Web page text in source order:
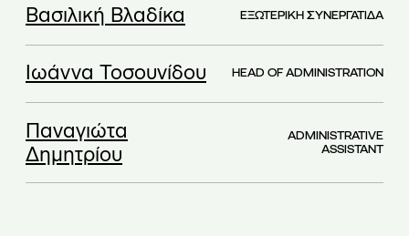
Bασιλική Βλαδίκα ΕΞΩΤΕΡΙΚΗ ΣΥΝΕΡΓΑΤΙΔΑ
Ιωάννα Τοσουνίδου HEAD OF ADMINISTRATION
Παναγιώτα
Δημητρίου
ADMINISTRATIVE
ASSISTANT